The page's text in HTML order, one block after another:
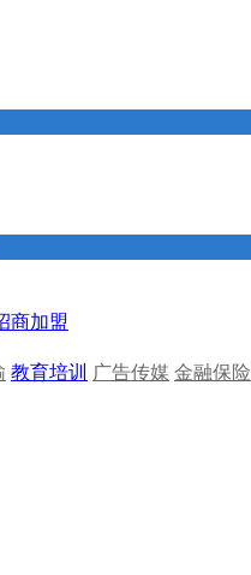
商加盟
教育培训 广告传媒 金融保险